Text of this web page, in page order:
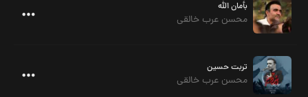
بأمان الله
محسن عرب خالقی
تربت حسین
محسن عرب خالقی